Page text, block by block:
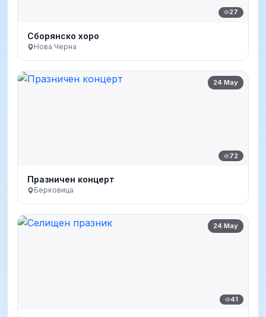
27
Сборянско хоро
Нова Черна
24 May
72
Празничен концерт
Берковица
24 May
41